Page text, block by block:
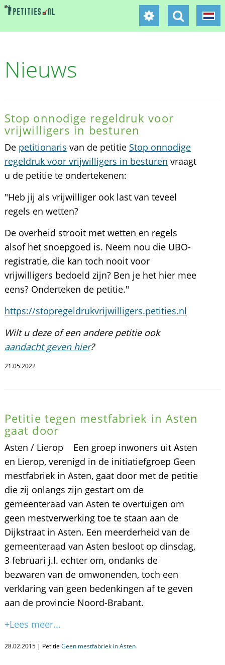
Nieuws
Stop onnodige regeldruk voor
vrijwilligers in besturen
De petitionaris van de petitie Stop onnodige
regeldruk voor vrijwilligers in besturen vraagt
u de petitie te ondertekenen:
"Heb jij als vrijwilliger ook last van teveel
regels en wetten?
De overheid strooit met wetten en regels
alsof het snoepgoed is. Neem nou die UBO-
registratie, die kan toch nooit voor
vrijwilligers bedoeld zijn? Ben je het hier mee
eens? Onderteken de petitie."
https://stopregeldrukvrijwilligers.petities.nl
Wilt u deze of een andere petitie ook
aandacht geven hier?
21.05.2022
Petitie tegen mestfabriek in Asten
gaat door
Asten / Lierop  Een groep inwoners uit Asten
en Lierop, verenigd in de initiatiefgroep Geen
mestfabriek in Asten, gaat door met de petitie
die zij onlangs zijn gestart om de
gemeenteraad van Asten te overtuigen om
geen mestverwerking toe te staan aan de
Dijkstraat in Asten. Een meerderheid van de
gemeenteraad van Asten besloot op dinsdag,
3 februari j.l. echter om, ondanks de
bezwaren van de omwonenden, toch een
verklaring van geen bedenkingen af te geven
aan de provincie Noord-Brabant.
+Lees meer...
28.02.2015 | Petitie Geen mestfabriek in Asten